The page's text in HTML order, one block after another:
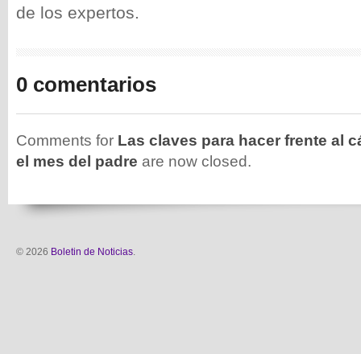
de los expertos.
0 comentarios
Comments for Las claves para hacer frente al
el mes del padre are now closed.
© 2026 Boletin de Noticias.